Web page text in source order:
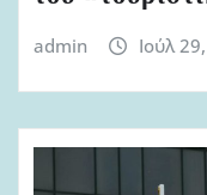
admin Ιούλ